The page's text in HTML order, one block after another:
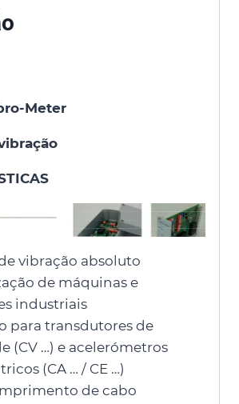
Meter
vibração absoluto
de máquinas e
industriais
para transdutores de
(CV …) e acelerómetros
(CA … / CE …)
de cabo